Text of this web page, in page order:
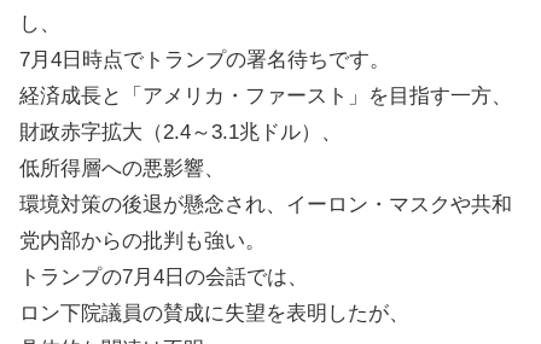
し、
7月4日時点でトランプの署名待ちです。
経済成長と「アメリカ・ファースト」を目指す一方、
財政赤字拡大（2.4～3.1兆ドル）、
低所得層への悪影響、
環境対策の後退が懸念され、イーロン・マスクや共和
党内部からの批判も強い。
トランプの7月4日の会話では、
ロン下院議員の賛成に失望を表明したが、